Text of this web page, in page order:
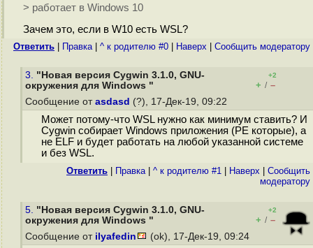
> работает в Windows 10
Зачем это, если в W10 есть WSL?
Ответить Правка| ^ к родителю #0 Наверх Cообщить модератору
3. "Новая версия Cygwin 3.1.0, GNU-
окружения для Windows "
+2
+ / –
Сообщение от asdasd (?), 17-Дек-19, 09:22
Может потому-что WSL нужно как минимум ставить? И
Cygwin собирает Windows приложения (PE которые), а
не ELF и будет работать на любой указанной системе
и без WSL.
Ответить Правка| ^ к родителю #1 Наверх
Cообщить
модератору
5. "Новая версия Cygwin 3.1.0, GNU-
окружения для Windows "
+2
+ / –
Сообщение от ilyafedin (ok), 17-Дек-19, 09:24